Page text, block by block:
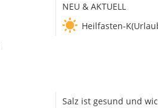
NEU & AKTUELL
Heilfasten-
Salz ist gesund und